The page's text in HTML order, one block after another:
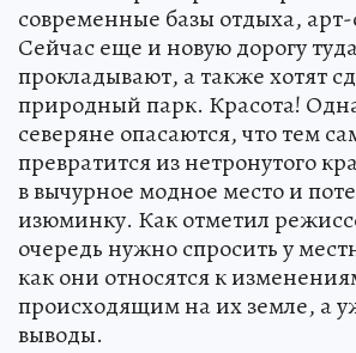
современные базы отдыха,
Сейчас еще и новую дорогу
прокладывают, а также хотят
природный парк. Красота!
северяне опасаются, что тем
превратится из нетронутого
в вычурное модное место и
изюминку. Как отметил
очередь нужно спросить у
как они относятся к
происходящим на их земле, а
выводы.